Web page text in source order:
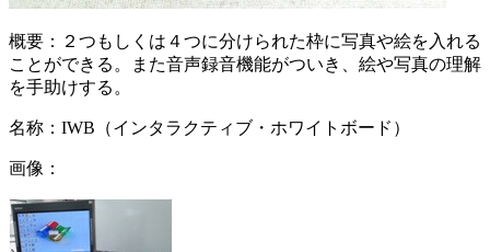
概要：
２つもしくは４つに分けられた枠に写真や絵を入れる
ことができる。また音声録音機能がついき、絵や写真の理解
を手助けする。
名称： IWB（インタラクティブ・ホワイトボード）
画像：